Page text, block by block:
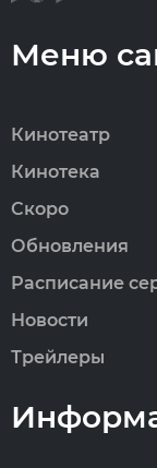
Меню
Кинотеатр
Кинотека
Скоро
Обновления
Расписание
Новости
Трейлеры